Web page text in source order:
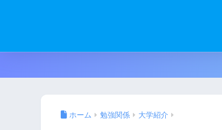
ホーム 勉強関係 大学紹介